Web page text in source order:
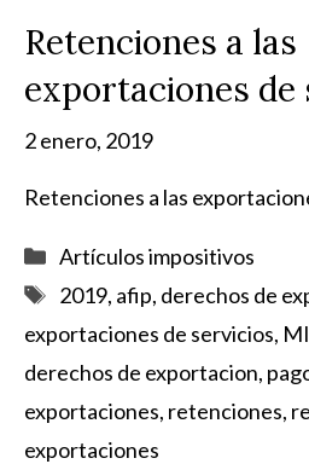
Retenciones a las
exportaciones de
2 enero, 2019
Retenciones a las
Categorías
Artículos impositivos
Etiquetas
2019, afip, derechos de
exportaciones de servicios,
derechos de exportacion,
exportaciones, retenciones,
exportaciones